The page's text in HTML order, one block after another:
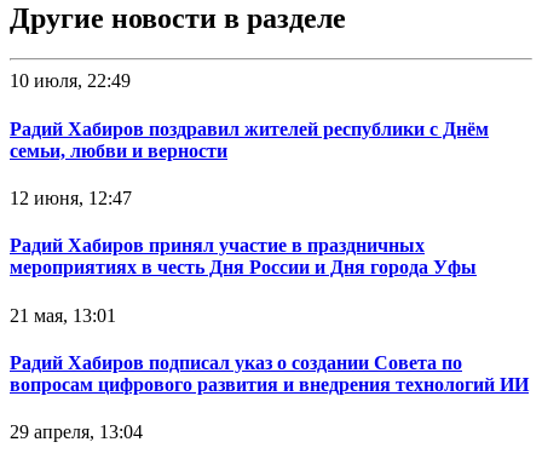
Другие новости в разделе
10 июля, 22:49
Радий Хабиров поздравил жителей республики с Днём
семьи, любви и верности
12 июня, 12:47
Радий Хабиров принял участие в праздничных
мероприятиях в честь Дня России и Дня города Уфы
21 мая, 13:01
Радий Хабиров подписал указ о создании Совета по
вопросам цифрового развития и внедрения технологий ИИ
29 апреля, 13:04